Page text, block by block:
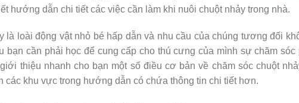
hướng dẫn chi tiết các việc cần làm khi nuôi chuột nhảy trong nhà.
là loài động vật nhỏ bé hấp dẫn và nhu cầu của chúng tương đối
bạn cần phải học để cung cấp cho thú cưng của mình sự chăm
thiệu nhanh cho bạn một số điều cơ bản về chăm sóc chuột
các khu vực trong hướng dẫn có chứa thông tin chi tiết hơn.